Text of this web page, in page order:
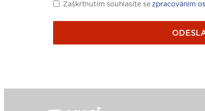
Zaškrtnutím souhlasíte sezpracováním